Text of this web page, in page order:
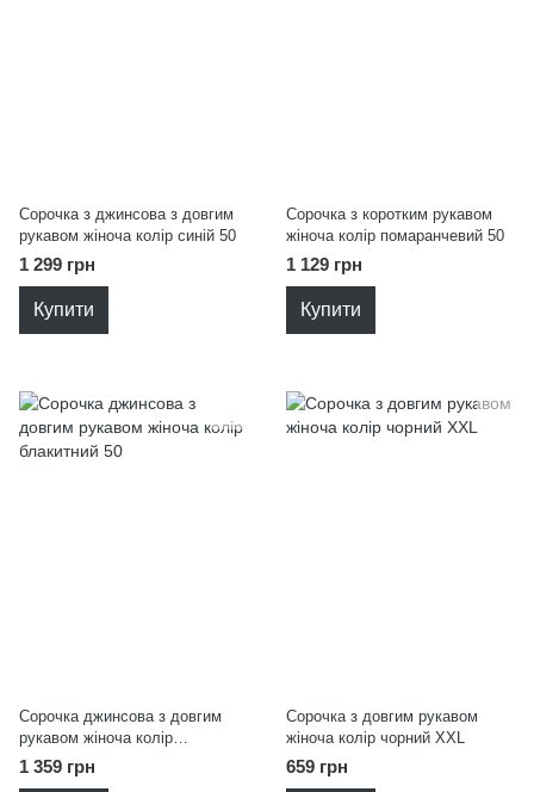
Сорочка з джинсова з довгим
рукавом жіноча колір синій 50
1 299 грн
Купити
Сорочка з коротким рукавом
жіноча колір помаранчевий 50
1 129 грн
Купити
Сорочка джинсова з довгим
рукавом жіноча колір
блакитний 50
1 359 грн
Сорочка з довгим рукавом
жіноча колір чорний XXL
659 грн